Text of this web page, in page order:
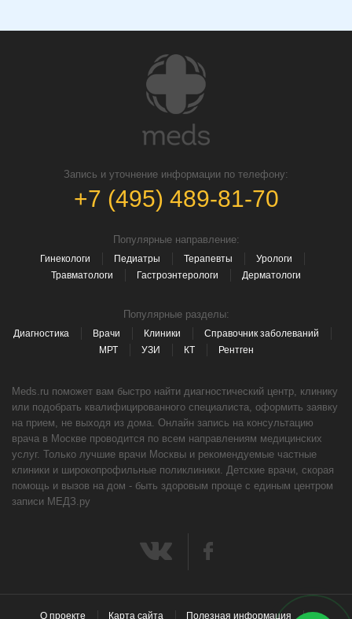
Запись и уточнение информации по телефону:
+7 (495) 489-81-70
Популярные направление:
Гинекологи Педиатры Терапевты
Урологи
Травматологи
Гастроэнтерологи Дерматологи
Популярные разделы:
Диагностика Врачи Клиники
Справочник заболеваний
МРТ
УЗИ КТ Рентген
Meds.ru поможет вам быстро найти диагностический центр, клинику
или подобрать квалифицированного специалиста, оформить заявку
на прием, не выходя из дома. Онлайн запись на консультацию
врача в Москве проводится по всем направлениям медицинских
услуг. Только лучшие врачи Москвы и рекомендуемые частные
клиники и широкопрофильные поликлиники. Детские врачи, скорая
помощь и вызов на дом - быть здоровым проще с единым центром
записи МЕДЗ.ру
О проекте Карта сайта Полезная информация